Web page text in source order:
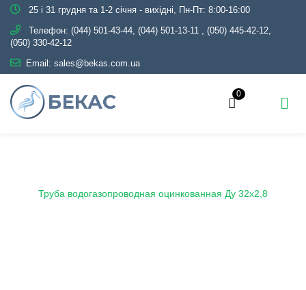
25 і 31 грудня та 1-2 січня - вихідні, Пн-Пт: 8:00-16:00
Телефон: (044) 501-43-44, (044) 501-13-11 , (050) 445-42-12,
(050) 330-42-12
Email: sales@bekas.com.ua
0
Труба водогазопроводная оцинкованная Ду 32х2,8